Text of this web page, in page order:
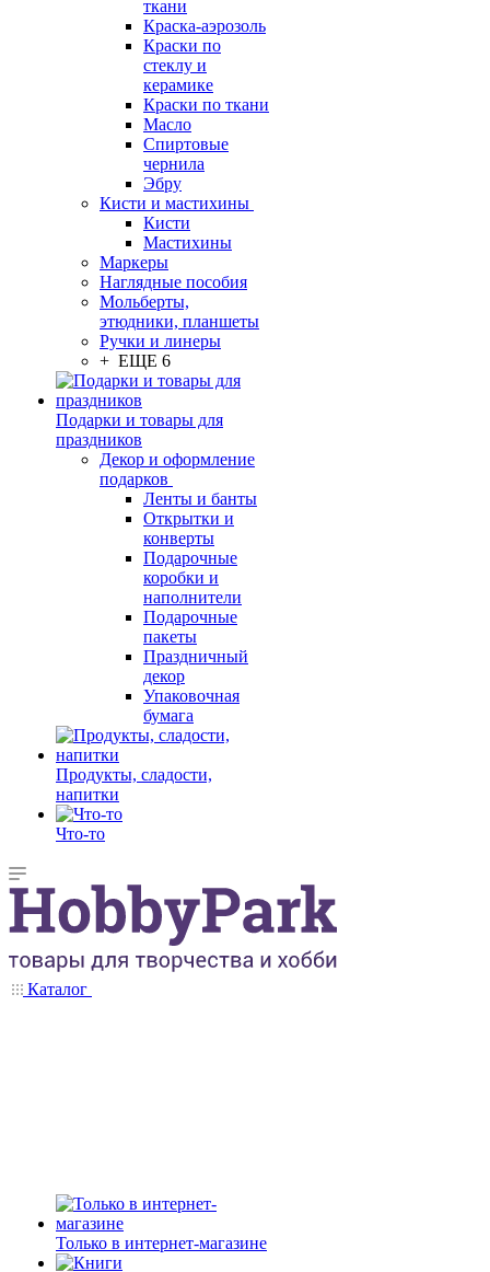
ткани
Краска-аэрозоль
Краски по
стеклу и
керамике
Краски по ткани
Масло
Спиртовые
чернила
Эбру
Кисти и мастихины
Кисти
Мастихины
Маркеры
Наглядные пособия
Мольберты,
этюдники, планшеты
Ручки и линеры
+ ЕЩЕ 6
Подарки и товары для
праздников
Декор и оформление
подарков
Ленты и банты
Открытки и
конверты
Подарочные
коробки и
наполнители
Подарочные
пакеты
Праздничный
декор
Упаковочная
бумага
Продукты, сладости,
напитки
Что-то
Каталог
Только в интернет-магазине